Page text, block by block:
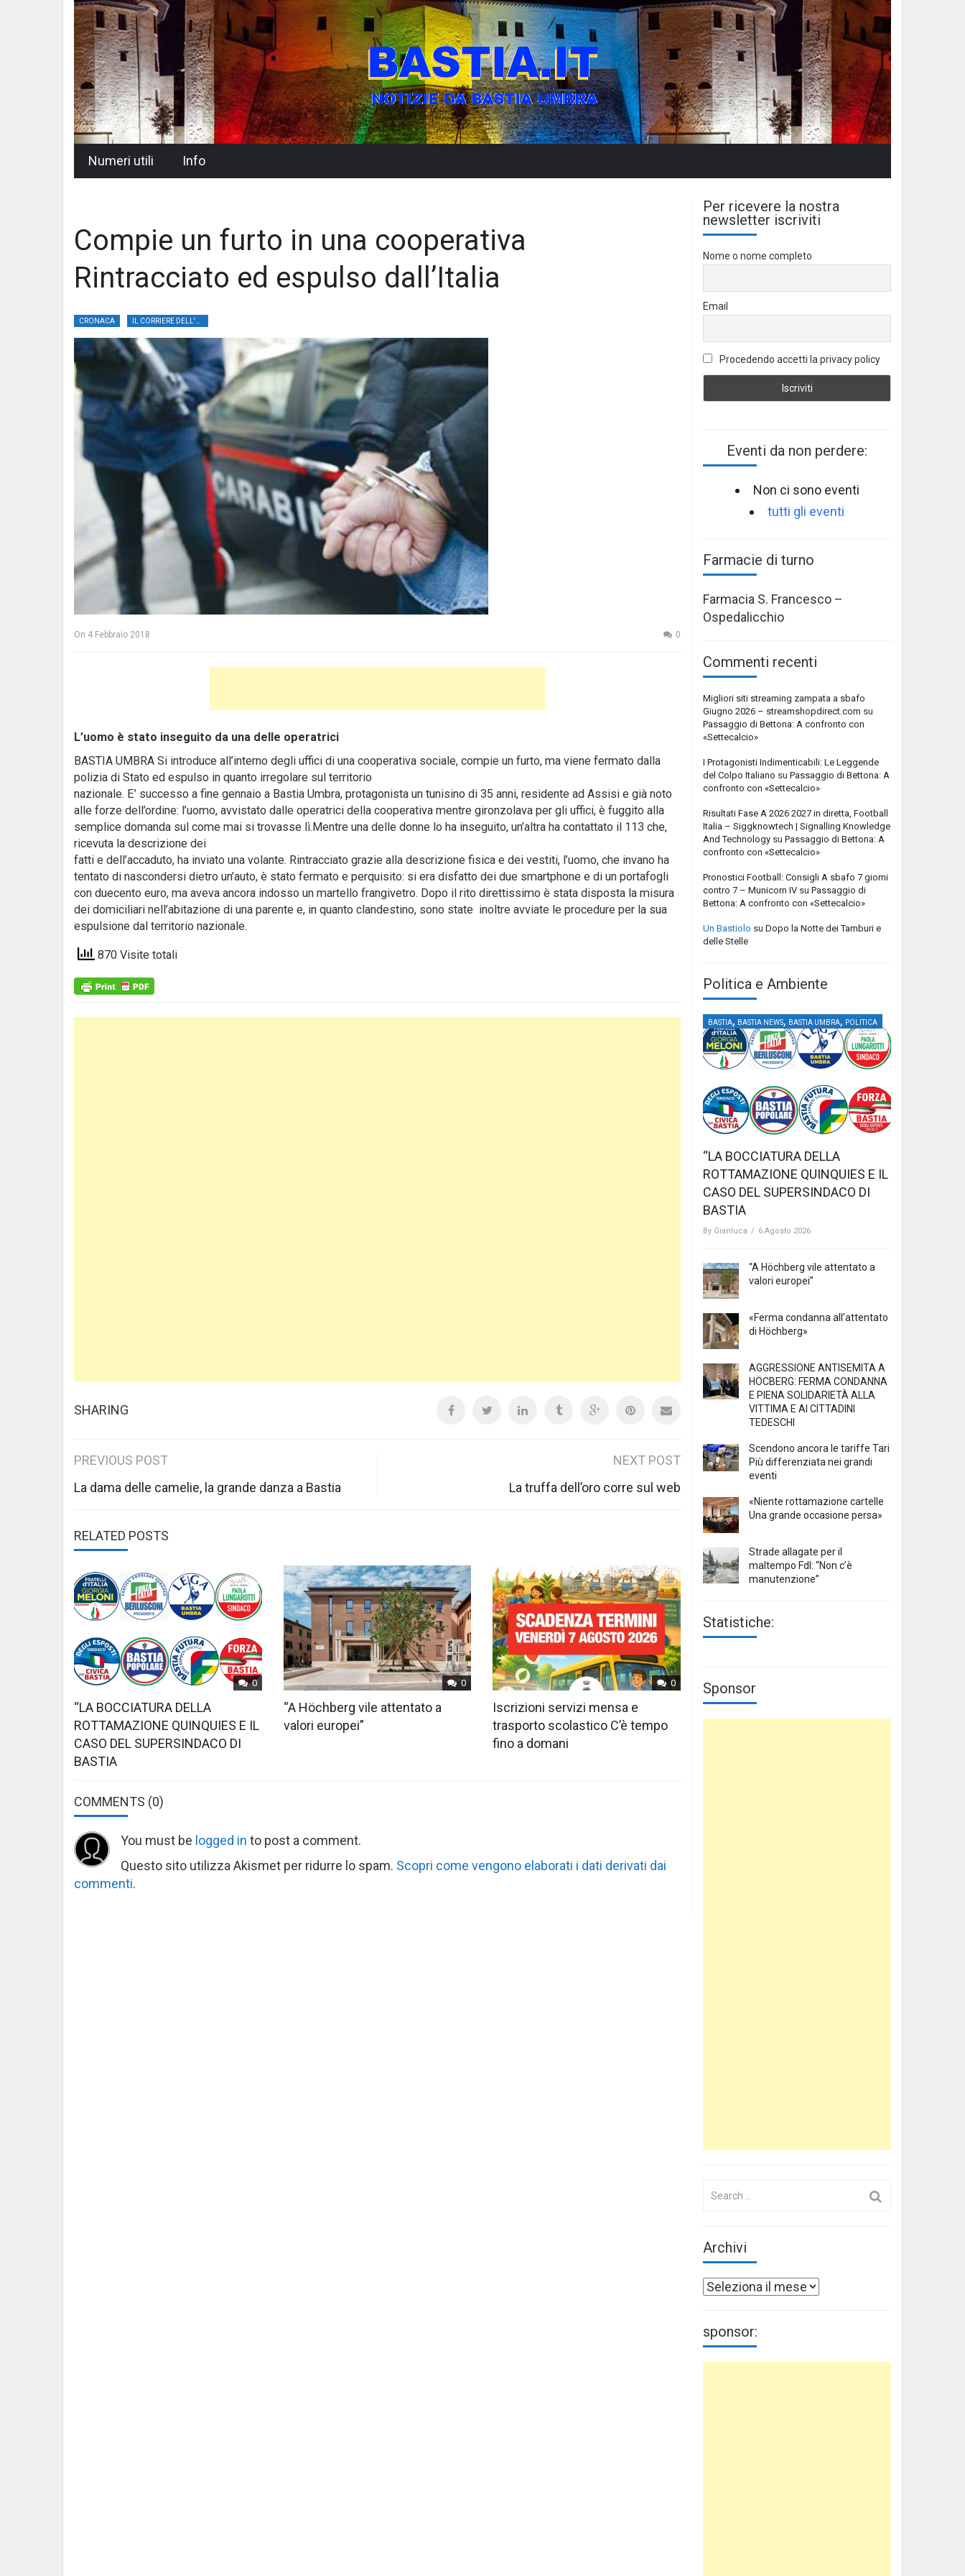
Numeri utili Info
Compie un furto in una cooperativa
Rintracciato ed espulso dall’Italia
CRONACA
On 4 Febbraio 2018 0
L’uomo è stato inseguito da una delle operatrici
BASTIA UMBRA Si introduce all’interno degli uffici di una cooperativa sociale, compie un furto, ma viene fermato dalla
polizia di Stato ed espulso in quanto irregolare sul territorio
nazionale. E’ successo a fine gennaio a Bastia Umbra, protagonista un tunisino di 35 anni, residente ad Assisi e già noto
alle forze dell’ordine: l’uomo, avvistato dalle operatrici della cooperativa mentre gironzolava per gli uffici, è fuggito alla
semplice domanda sul come mai si trovasse lì.Mentre una delle donne lo ha inseguito, un’altra ha contattato il 113 che,
ricevuta la descrizione dei
fatti e dell’accaduto, ha inviato una volante. Rintracciato grazie alla descrizione fisica e dei vestiti, l’uomo, che invano ha
tentato di nascondersi dietro un’auto, è stato fermato e perquisito: si era disfatto dei due smartphone e di un portafogli
con duecento euro, ma aveva ancora indosso un martello frangivetro. Dopo il rito direttissimo è stata disposta la misura
dei domiciliari nell’abitazione di una parente e, in quanto clandestino, sono state inoltre avviate le procedure per la sua
espulsione dal territorio nazionale.
870 Visite totali
SHARING
Post
navigation
PREVIOUS POST
La dama delle camelie, la grande danza a Bastia
NEXT POST
La truffa dell’oro corre sul web
RELATED POSTS
0
“LA BOCCIATURA DELLA
ROTTAMAZIONE QUINQUIES E IL
CASO DEL SUPERSINDACO DI
BASTIA
0
“A Höchberg vile attentato a
valori europei”
0
Iscrizioni servizi mensa e
trasporto scolastico C’è tempo
fino a domani
COMMENTS (0)
You must be logged in to post a comment.
Questo sito utilizza Akismet per ridurre lo spam. Scopri come vengono elaborati i dati derivati dai
commenti.
Per ricevere la nostra
newsletter iscriviti
Nome o nome completo
Email
Procedendo accetti la privacy policy
Eventi da non perdere:
Non ci sono eventi
tutti gli eventi
Farmacie di turno
Farmacia S. Francesco –
Ospedalicchio
Commenti recenti
Migliori siti streaming zampata a sbafo
Giugno 2026 – streamshopdirect.com su
Passaggio di Bettona: A confronto con
«Settecalcio»
I Protagonisti Indimenticabili: Le Leggende
del Colpo Italiano su Passaggio di Bettona: A
confronto con «Settecalcio»
Risultati Fase A 2026 2027 in diretta, Football
Italia – Siggknowtech | Signalling Knowledge
And Technology su Passaggio di Bettona: A
confronto con «Settecalcio»
Pronostici Football: Consigli A sbafo 7 giorni
contro 7 – Municorn IV su Passaggio di
Bettona: A confronto con «Settecalcio»
Un Bastiolo su Dopo la Notte dei Tamburi e
delle Stelle
Politica e Ambiente
BASTIA, BASTIA NEWS, BASTIA UMBRA, POLITICA
“LA BOCCIATURA DELLA
ROTTAMAZIONE QUINQUIES E IL
CASO DEL SUPERSINDACO DI
BASTIA
By Gianluca / 6 Agosto 2026
“A Höchberg vile attentato a
valori europei”
«Ferma condanna all’attentato
di Höchberg»
AGGRESSIONE ANTISEMITA A
HÖCBERG: FERMA CONDANNA
E PIENA SOLIDARIETÀ ALLA
VITTIMA E AI CITTADINI
TEDESCHI
Scendono ancora le tariffe Tari
Più differenziata nei grandi
eventi
«Niente rottamazione cartelle
Una grande occasione persa»
Strade allagate per il
maltempo FdI: “Non c’è
manutenzione”
Statistiche:
Sponsor
Archivi
Archivi
sponsor: